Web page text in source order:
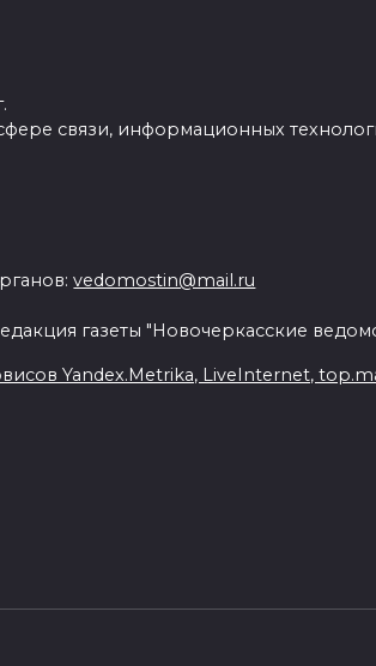
связи, информационных
vedomostin@mail.ru
газеты "Новочеркасские
Yandex.Metrika, LiveInternet,